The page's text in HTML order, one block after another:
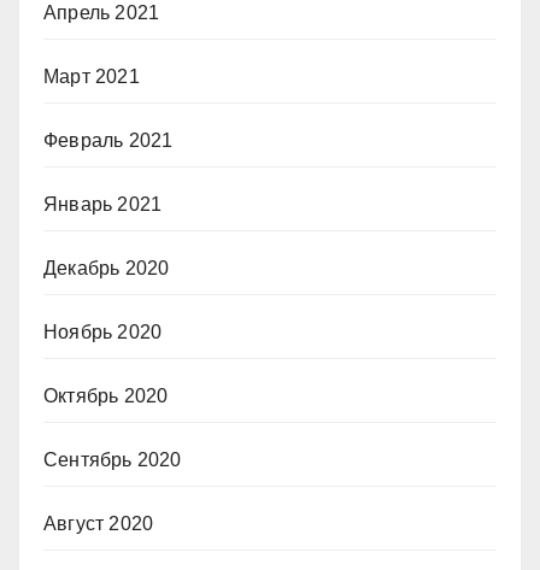
Апрель 2021
Март 2021
Февраль 2021
Январь 2021
Декабрь 2020
Ноябрь 2020
Октябрь 2020
Сентябрь 2020
Август 2020